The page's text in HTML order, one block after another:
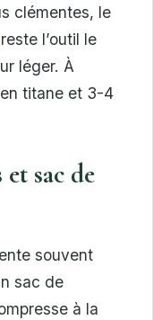
clémentes, le
reste l’outil le
léger. À
titane et 3-4
et sac de
souvent
sac de
à la